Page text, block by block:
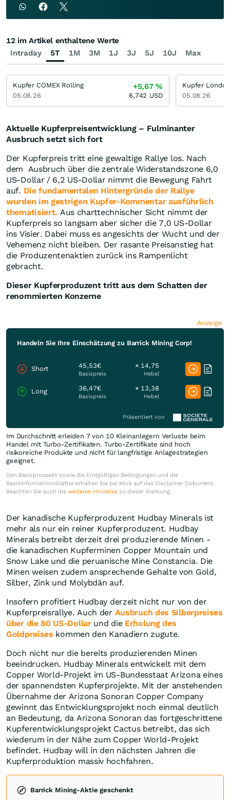
Aktuelle Kupferpreisentwicklung – Fulminanter
Ausbruch setzt sich fort
Der Kupferpreis tritt eine gewaltige Rallye los. Nach
dem Ausbruch über die zentrale Widerstandszone 6,0
US-Dollar / 6,2 US-Dollar nimmt die Bewegung Fahrt
auf. Die fundamentalen Hintergründe der Rallye
wurden im gestrigen Kupfer-Kommentar ausführlich
thematisiert. Aus charttechnischer Sicht nimmt der
Kupferpreis so langsam aber sicher die 7,0 US-Dollar
ins Visier. Dabei muss es angesichts der Wucht und der
Vehemenz nicht bleiben. Der rasante Preisanstieg hat
die Produzentenaktien zurück ins Rampenlicht
gebracht.
Dieser Kupferproduzent tritt aus dem Schatten der
renommierten Konzerne
Anzeige
Handeln Sie Ihre Einschätzung zu Barrick Mining Corp!
Short 45,53€
Basispreis
× 14,75
Hebel
Long 36,47€
Basispreis
× 13,38
Hebel
Präsentiert von
Im Durchschnitt erleiden 7 von 10 Kleinanlegern Verluste beim
Handel mit Turbo-Zertifikaten. Turbo-Zertifikate sind hoch
risikoreiche Produkte und nicht für langfristige Anlagestrategien
geeignet.
Den Basisprospekt sowie die Endgültigen Bedingungen und die
Basisinformationsblätter erhalten Sie bei Klick auf das Disclaimer Dokument.
Beachten Sie auch die weiteren Hinweise zu dieser Werbung.
Der kanadische Kupferproduzent Hudbay Minerals ist
mehr als nur ein reiner Kupferproduzent. Hudbay
Minerals betreibt derzeit drei produzierende Minen -
die kanadischen Kupferminen Copper Mountain und
Snow Lake und die peruanische Mine Constancia. Die
Minen weisen zudem ansprechende Gehalte von Gold,
Silber, Zink und Molybdän auf.
Insofern profitiert Hudbay derzeit nicht nur von der
Kupferpreisrallye. Auch der Ausbruch des Silberpreises
über die 80 US-Dollarund die Erholung des
Goldpreises kommen den Kanadiern zugute.
Doch nicht nur die bereits produzierenden Minen
beeindrucken. Hudbay Minerals entwickelt mit dem
Copper World-Projekt im US-Bundesstaat Arizona eines
der spannendsten Kupferprojekte. Mit der anstehenden
Übernahme der Arizona Sonoran Copper Company
gewinnt das Entwicklungsprojekt noch einmal deutlich
an Bedeutung, da Arizona Sonoran das fortgeschrittene
Kupferentwicklungsprojekt Cactus betreibt, das sich
wiederum in der Nähe zum Copper World-Projekt
befindet. Hudbay will in den nächsten Jahren die
Kupferproduktion massiv hochfahren.
Barrick Mining-Aktie geschenkt
Intraday 5T 1M 3M 1J 3J 5J 10J Max
12 im Artikel enthaltene Werte
Kupfer COMEX Rolling
05.08.26
+5,67%
6,742 USD 05.08.26